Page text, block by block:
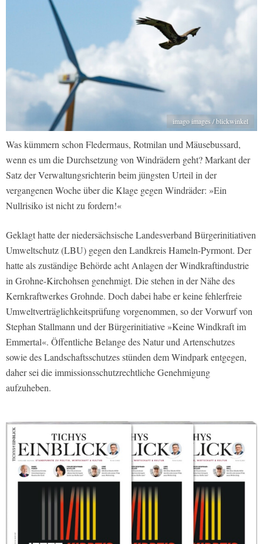
imago images / blickwinkel
Was kümmern schon Fledermaus, Rotmilan und Mäusebussard,
wenn es um die Durchsetzung von Windrädern geht? Markant der
Satz der Verwaltungsrichterin beim jüngsten Urteil in der
vergangenen Woche über die Klage gegen Windräder: »Ein
Nullrisiko ist nicht zu fordern!«
Geklagt hatte der niedersächsische Landesverband Bürgerinitiativen
Umweltschutz (LBU) gegen den Landkreis Hameln-Pyrmont. Der
hatte als zuständige Behörde acht Anlagen der Windkraftindustrie
in Grohne-Kirchohsen genehmigt. Die stehen in der Nähe des
Kernkraftwerkes Grohnde. Doch dabei habe er keine fehlerfreie
Umweltverträglichkeitsprüfung vorgenommen, so der Vorwurf von
Stephan Stallmann und der Bürgerinitiative »Keine Windkraft im
Emmertal«. Öffentliche Belange des Natur und Artenschutzes
sowie des Landschaftsschutzes stünden dem Windpark entgegen,
daher sei die immissionsschutzrechtliche Genehmigung
aufzuheben.